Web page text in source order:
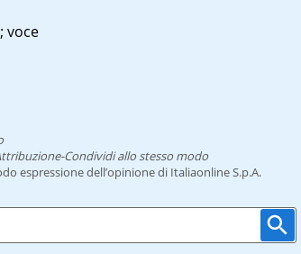
; voce
Condividi allo stesso modo
espressione dell’opinione di Italiaonline S.p.A.